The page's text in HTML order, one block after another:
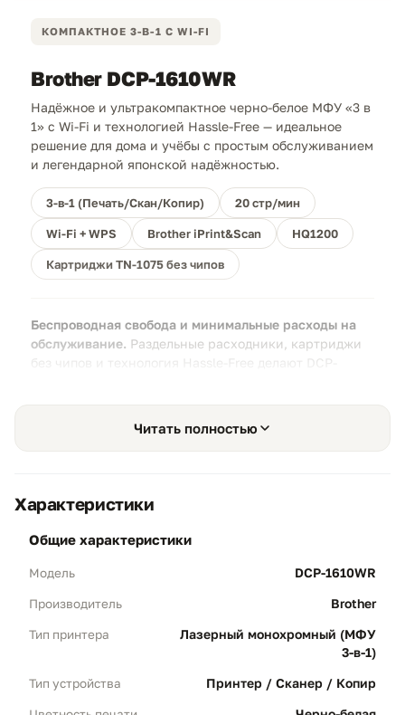
КОМПАКТНОЕ 3-В-1 С WI-FI
Brother DCP-1610WR
Надёжное и ультракомпактное черно-белое МФУ «3 в
1» с Wi-Fi и технологией Hassle-Free — идеальное
решение для дома и учёбы с простым обслуживанием
и легендарной японской надёжностью.
3-в-1 (Печать/Скан/Копир) 20 стр/мин
Wi-Fi + WPS Brother iPrint&Scan HQ1200
Картриджи TN-1075 без чипов
Беспроводная свобода и минимальные расходы на
обслуживание. Раздельные расходники, картриджи
без чипов и технология Hassle-Free делают DCP-
Беспроводная свобода
Wi-Fi подключение:
устройство в любом удобном месте
квартиры или офиса.
Brother iPrint&Scan:
Прямая печать и
сканирование со смартфонов iOS и
Читать полностью
Характеристики
общие характеристики
Модель DCP-1610WR
Производитель Brother
Тип принтера
Лазерный монохромный (МФУ
3-в-1)
Тип устройства Принтер / Сканер / Копир